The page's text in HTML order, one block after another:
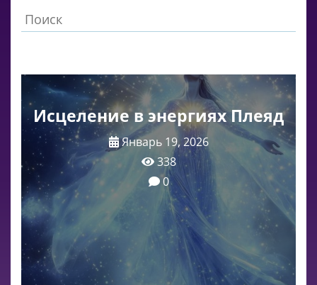
Исцеление в энергиях Плеяд
Январь 19, 2026
338
0